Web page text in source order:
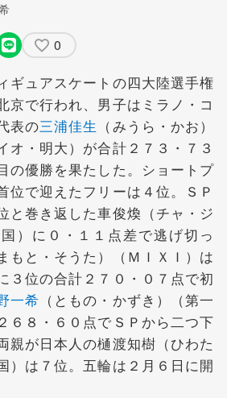
0
ギュアスケートの四大陸選手権
京で行われ、男子はミラノ・コ
表の三浦佳生 （みうら・かお）
オ・明大）が合計２７３・７３
の優勝を果たした。ショートプ
位で迎えたフリーは４位。ＳＰ
と巻き返した車俊煥（チャ・ジ
）に０・１１点差で逃げ切っ
もと・そうた）（ＭＩＸＩ）は
３位の合計２７０・０７点で初
一希 （ともの・かずき）（第一
６８・６０点でＳＰから二つ下
親が日本人の樋渡知樹（ひわた
）は７位。五輪は２月６日に開